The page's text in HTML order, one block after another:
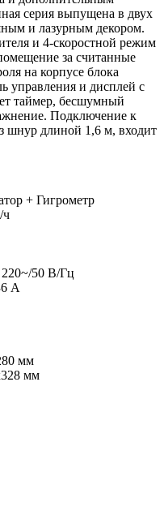
серия выпущена в двух
и лазурным декором.
и 4-скоростной режим
за считанные
на корпусе блока
управления и дисплей с
таймер, бесшумный
Подключение к
шнур длиной 1,6 м, входит
+ Гигрометр
ч
50 В/Гц
А
мм
мм